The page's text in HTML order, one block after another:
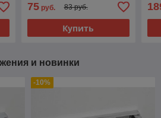
75руб. 83 руб.
Купить
и новинки
-10%